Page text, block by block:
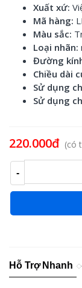
Xuất xứ:
Mã hàng:
Màu sắc:
Loại nhãn:
Đường
Chiều dài
Sử dụng
Sử dụng
220.000đ (có
-
Hỗ Trợ Nhanh